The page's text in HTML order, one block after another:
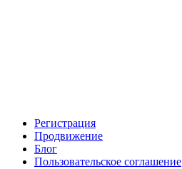
Регистрация
Продвижение
Блог
Пользовательское соглашение